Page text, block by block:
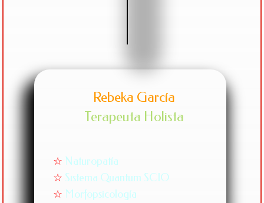
Rebeka García
Terapeuta Holista
☆ Naturopatía
☆ Sistema Quantum SCIO
☆ Morfopsicología